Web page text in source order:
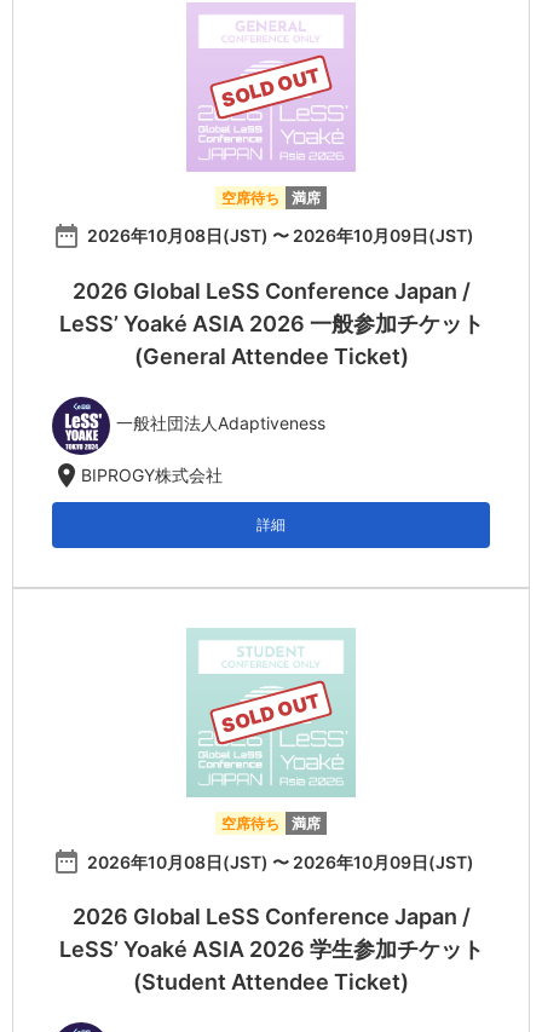
SOLD OUT
空席待ち 満席
date_range 2026年10月08日(JST) 〜 2026年10月09日(JST)
2026 Global LeSS Conference Japan /
LeSS’ Yoaké ASIA 2026 一般参加チケット
(General Attendee Ticket)
一般社団法人Adaptiveness
location_on BIPROGY株式会社
詳細
SOLD OUT
空席待ち 満席
date_range 2026年10月08日(JST) 〜 2026年10月09日(JST)
2026 Global LeSS Conference Japan /
LeSS’ Yoaké ASIA 2026 学生参加チケット
(Student Attendee Ticket)